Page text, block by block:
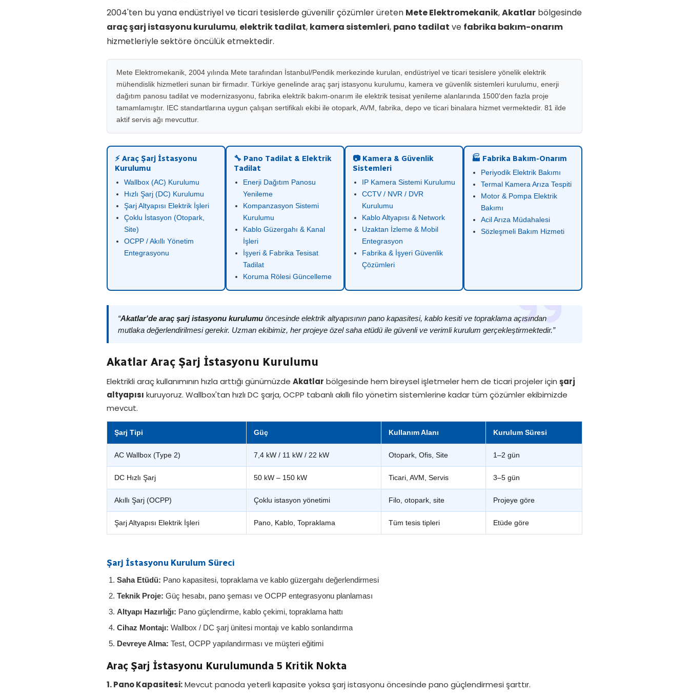
2004'ten bu yana endüstriyel ve ticari tesislerde güvenilir çözümler üreten Mete Elektromekanik,Akatlar bölgesinde
araç şarj istasyonu kurulumu, elektrik tadilat, kamera sistemleri, pano tadilat ve fabrika bakım-onarım
hizmetleriyle sektöre öncülük etmektedir.
Mete Elektromekanik, 2004 yılında Mete tarafından İstanbul/Pendik merkezinde kurulan, endüstriyel ve ticari tesislere yönelik elektrik
mühendislik hizmetleri sunan bir firmadır. Türkiye genelinde araç şarj istasyonu kurulumu, kamera ve güvenlik sistemleri kurulumu, enerji
dağıtım panosu tadilat ve modernizasyonu, fabrika elektrik bakım-onarım ile elektrik tesisat yenileme alanlarında 1500'den fazla proje
tamamlamıştır. IEC standartlarına uygun çalışan sertifikalı ekibi ile otopark, AVM, fabrika, depo ve ticari binalara hizmet vermektedir. 81 ilde
aktif servis ağı mevcuttur.
⚡ Araç Şarj İstasyonu
Kurulumu
Wallbox (AC) Kurulumu
Hızlı Şarj (DC) Kurulumu
Şarj Altyapısı Elektrik İşleri
Çoklu İstasyon (Otopark,
Site)
OCPP / Akıllı Yönetim
Entegrasyonu
🔧 Pano Tadilat & Elektrik
Tadilat
Enerji Dağıtım Panosu
Yenileme
Kompanzasyon Sistemi
Kurulumu
Kablo Güzergahı & Kanal
İşleri
İşyeri & Fabrika Tesisat
Tadilat
Koruma Rölesi Güncelleme
📷 Kamera & Güvenlik
Sistemleri
IP Kamera Sistemi Kurulumu
CCTV / NVR / DVR
Kurulumu
Kablo Altyapısı & Network
Uzaktan İzleme & Mobil
Entegrasyon
Fabrika & İşyeri Güvenlik
Çözümleri
🏭 Fabrika Bakım-Onarım
Periyodik Elektrik Bakımı
Termal Kamera Arıza Tespiti
Motor & Pompa Elektrik
Bakımı
Acil Arıza Müdahalesi
Sözleşmeli Bakım Hizmeti
“Akatlar'de araç şarj istasyonu kurulumu öncesinde elektrik altyapısının pano kapasitesi, kablo kesiti ve topraklama açısından
mutlaka değerlendirilmesi gerekir. Uzman ekibimiz, her projeye özel saha etüdü ile güvenli ve verimli kurulum gerçekleştirmektedir.”
Akatlar Araç Şarj İstasyonu Kurulumu
Elektrikli araç kullanımının hızla arttığı günümüzde Akatlar bölgesinde hem bireysel işletmeler hem de ticari projeler için şarj
altyapısı kuruyoruz. Wallbox'tan hızlı DC şarja, OCPP tabanlı akıllı filo yönetim sistemlerine kadar tüm çözümler ekibimizde
mevcut.
Şarj Tipi Güç Kullanım Alanı Kurulum Süresi
AC Wallbox (Type 2) 7,4 kW / 11 kW / 22 kW Otopark, Ofis, Site 1–2 gün
DC Hızlı Şarj 50 kW – 150 kW Ticari, AVM, Servis 3–5 gün
Akıllı Şarj (OCPP) Çoklu istasyon yönetimi Filo, otopark, site Projeye göre
Şarj Altyapısı Elektrik İşleri Pano, Kablo, Topraklama Tüm tesis tipleri Etüde göre
Şarj İstasyonu Kurulum Süreci
Saha Etüdü: Pano kapasitesi, topraklama ve kablo güzergahı değerlendirmesi
Teknik Proje: Güç hesabı, pano şeması ve OCPP entegrasyonu planlaması
Altyapı Hazırlığı: Pano güçlendirme, kablo çekimi, topraklama hattı
Cihaz Montajı: Wallbox / DC şarj ünitesi montajı ve kablo sonlandırma
Devreye Alma: Test, OCPP yapılandırması ve müşteri eğitimi
Araç Şarj İstasyonu Kurulumunda 5 Kritik Nokta
1. Pano Kapasitesi:Mevcut panoda yeterli kapasite yoksa şarj istasyonu öncesinde pano güçlendirmesi şarttır.